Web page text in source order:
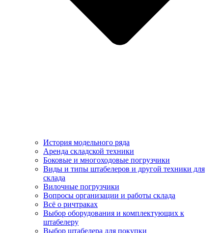
История модельного ряда
Аренда складской техники
Боковые и многоходовые погрузчики
Виды и типы штабелеров и другой техники для
склада
Вилочные погрузчики
Вопросы организации и работы склада
Всё о ричтраках
Выбор оборудования и комплектующих к
штабелеру
Выбор штабелера для покупки